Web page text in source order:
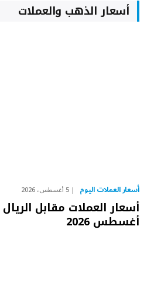
أسعار الذهب والعملات
أسعار العملات اليوم 5 أغسطس، 2026
أغسطس 2026